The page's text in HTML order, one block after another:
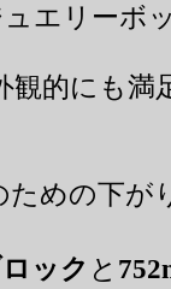
リーボッ
的にも満
めの下が
ック と